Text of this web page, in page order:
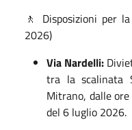
🚶 Disposizioni per
2026)
Via Nardelli:
tra la scalinata
Mitrano, dalle
del 6 luglio 2026.